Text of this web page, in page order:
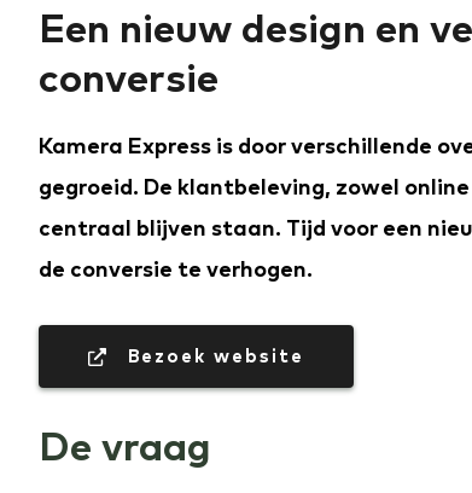
Een nieuw design en
conversie
Kamera Express is door verschillende
gegroeid. De klantbeleving, zowel
centraal blijven staan. Tijd voor een
de conversie te verhogen.
Bezoek website
De vraag